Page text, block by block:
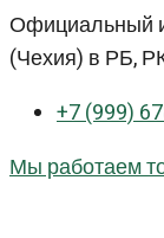
Перейти
к
Официальный
(Чехия) в РБ,
+7 (999)
Мы работаем